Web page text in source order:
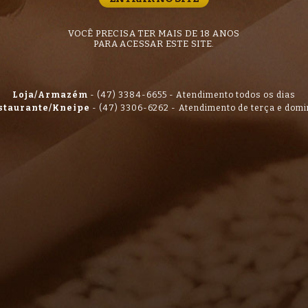
VOCÊ PRECISA TER MAIS DE 18 ANOS
PARA ACESSAR ESTE SITE.
Loja/Armazém - (47) 3384-6655 -Atendimento todos os dias
Kneipe - (47) 3306-6262 -Atendimento de terça e